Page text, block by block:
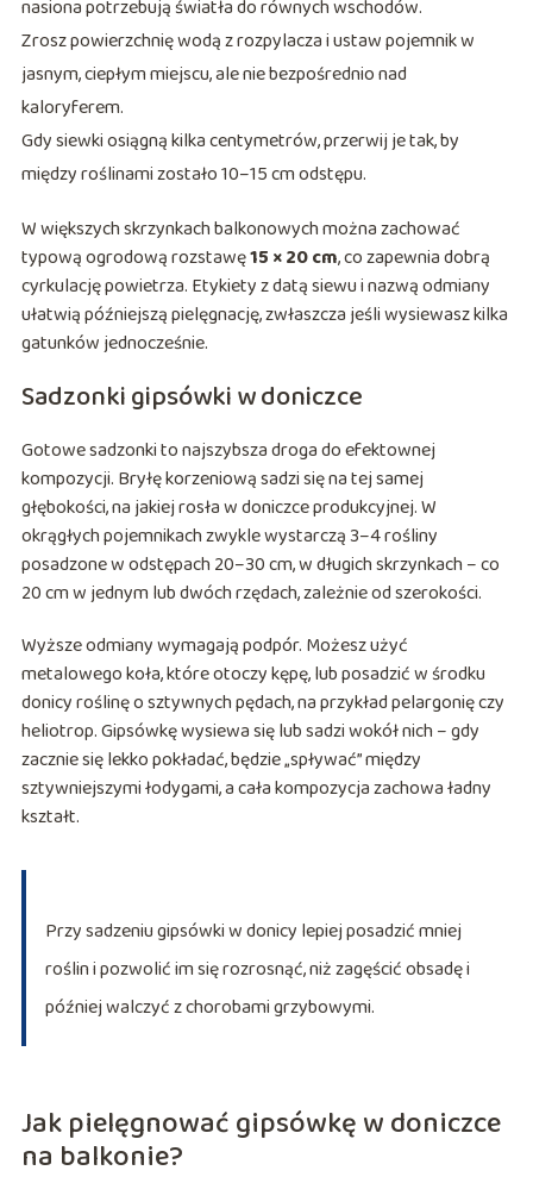
nasiona potrzebują światła do równych wschodów.
Zrosz powierzchnię wodą z rozpylacza i ustaw pojemnik w
jasnym, ciepłym miejscu, ale nie bezpośrednio nad
kaloryferem.
Gdy siewki osiągną kilka centymetrów, przerwij je tak, by
między roślinami zostało 10–15 cm odstępu.
W większych skrzynkach balkonowych można zachować
typową ogrodową rozstawę15 × 20 cm, co zapewnia dobrą
cyrkulację powietrza. Etykiety z datą siewu i nazwą odmiany
ułatwią późniejszą pielęgnację, zwłaszcza jeśli wysiewasz kilka
gatunków jednocześnie.
Sadzonki gipsówki w doniczce
Gotowe sadzonki to najszybsza droga do efektownej
kompozycji. Bryłę korzeniową sadzi się na tej samej
głębokości, na jakiej rosła w doniczce produkcyjnej. W
okrągłych pojemnikach zwykle wystarczą 3–4 rośliny
posadzone w odstępach 20–30 cm, w długich skrzynkach – co
20 cm w jednym lub dwóch rzędach, zależnie od szerokości.
Wyższe odmiany wymagają podpór. Możesz użyć
metalowego koła, które otoczy kępę, lub posadzić w środku
donicy roślinę o sztywnych pędach, na przykład pelargonię czy
heliotrop. Gipsówkę wysiewa się lub sadzi wokół nich – gdy
zacznie się lekko pokładać, będzie „spływać” między
sztywniejszymi łodygami, a cała kompozycja zachowa ładny
kształt.
Przy sadzeniu gipsówki w donicy lepiej posadzić mniej
roślin i pozwolić im się rozrosnąć, niż zagęścić obsadę i
później walczyć z chorobami grzybowymi.
Jak pielęgnować gipsówkę w doniczce
na balkonie?